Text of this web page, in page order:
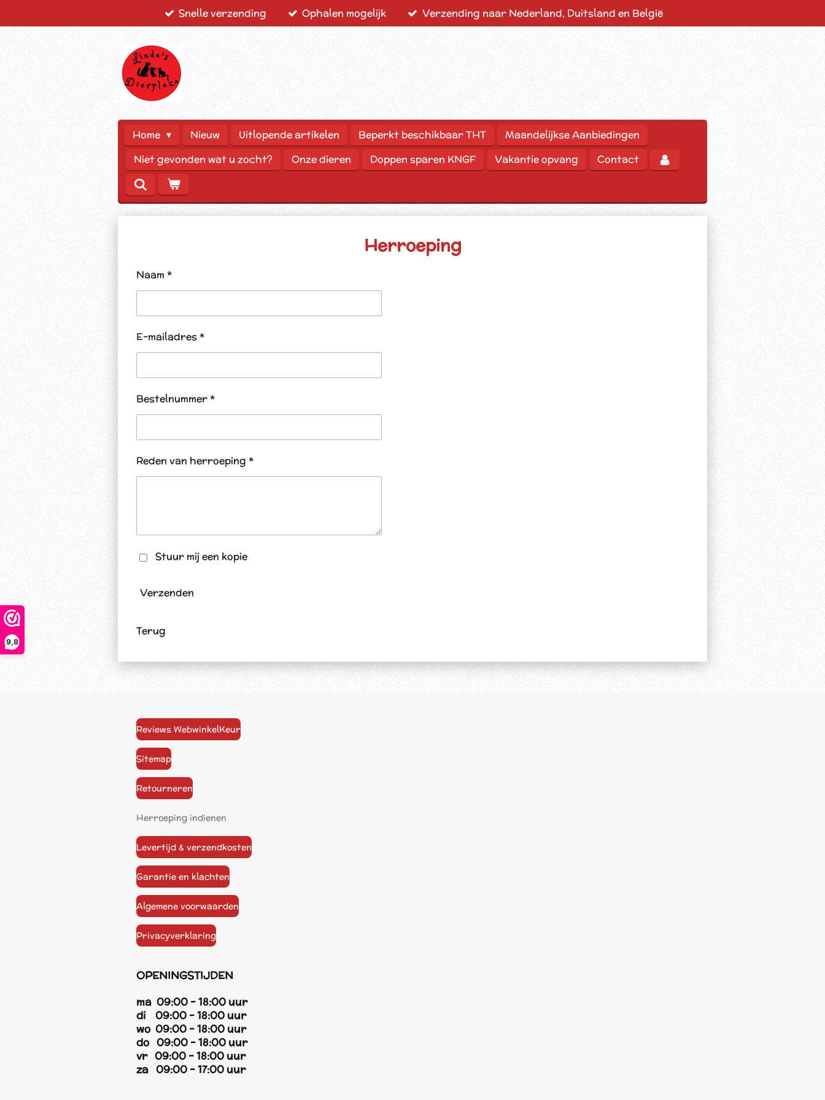
9,8
Snelle verzending Ophalen mogelijk Verzending naar Nederland, Duitsland en België
Home Nieuw Uitlopende artikelen Beperkt beschikbaar THT
Maandelijkse Aanbiedingen
Niet gevonden wat u zocht?
Onze dieren Doppen sparen KNGF Vakantie opvang Contact
Herroeping
Naam *
E-mailadres *
Bestelnummer *
Reden van herroeping *
Stuur mij een kopie
Verzenden
Terug
Reviews WebwinkelKeur
Sitemap
Retourneren
Herroeping indienen
Levertijd & verzendkosten
Garantie en klachten
Algemene voorwaarden
Privacyverklaring
OPENINGSTIJDEN
ma 09:00 - 18:00 uur
di 09:00 - 18:00 uur
wo 09:00 - 18:00 uur
do 09:00 - 18:00 uur
vr 09:00 - 18:00 uur
za 09:00 - 17:00 uur